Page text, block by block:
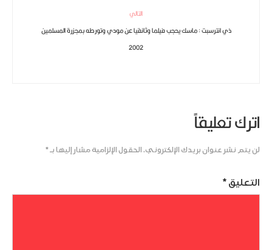
التالي
ذي انترسبت : ماسك يحجب فيلما وثائقيا عن مودي وتورطه بمجزرة المسلمين
2002
اترك تعليقاً
لن يتم نشر عنوان بريدك الإلكتروني. الحقول الإلزامية مشار إليها بـ*
التعليق *